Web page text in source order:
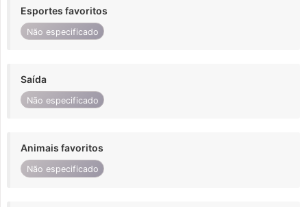
Esportes favoritos
Não especificado
Saída
Não especificado
Animais favoritos
Não especificado